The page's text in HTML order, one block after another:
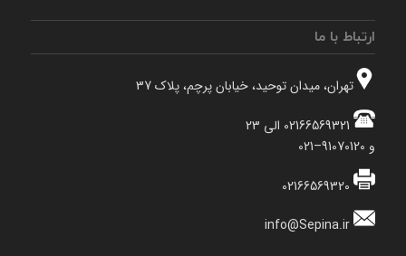
ارتباط با ما
تهران، میدان توحید، خیابان پرچم، پلاک 37
02166569321 الی 23
و 91070120–021
02166569320
info@Sepina.ir